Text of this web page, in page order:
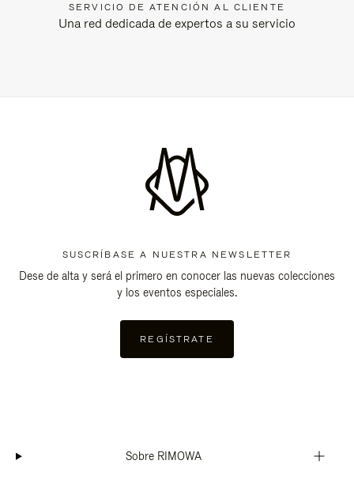
SERVICIO DE ATENCIÓN AL CLIENTE
Una red dedicada de expertos a su servicio
SUSCRÍBASE A NUESTRA NEWSLETTER
Dese de alta y será el primero en conocer las nuevas colecciones
y los eventos especiales.
REGÍSTRATE
Sobre RIMOWA